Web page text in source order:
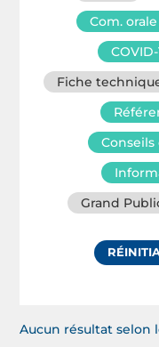
Com. orale
COVID-
Fiche
Grand
Aucun résultat selon